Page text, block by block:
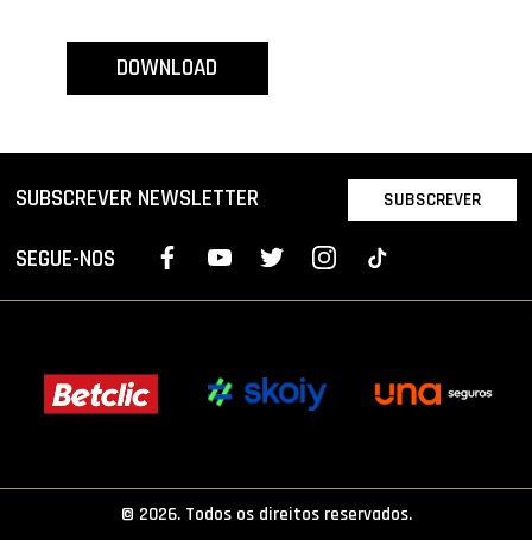
PROJETOS
LIGA BETCLIC FEMININA
DOWNLOAD
SUBSCREVER NEWSLETTER SUBSCREVER
SEGUE-NOS
© 2026. Todos os direitos reservados.